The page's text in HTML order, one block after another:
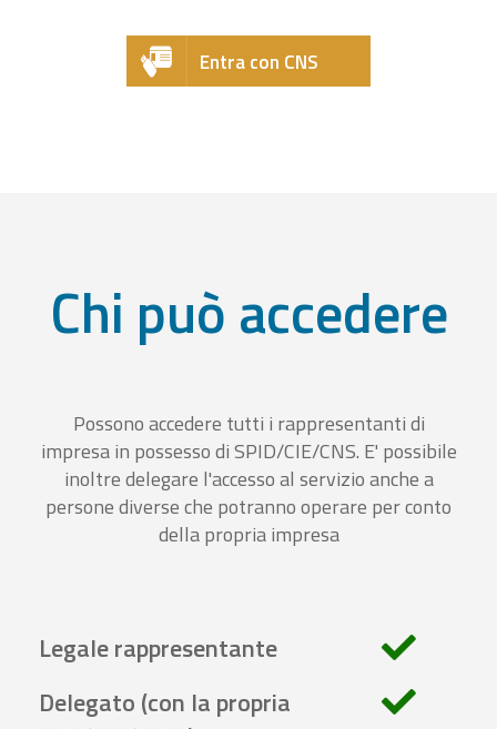
Entra con CNS
Chi può accedere
Possono accedere tutti i rappresentanti di
impresa in possesso di SPID/CIE/CNS. E' possibile
inoltre delegare l'accesso al servizio anche a
persone diverse che potranno operare per conto
della propria impresa
Legale rappresentante
Delegato (con la propria